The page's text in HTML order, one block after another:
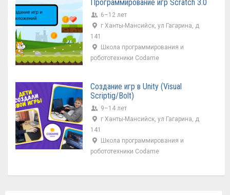
Программирование игр Scratch 3.0
6–12 лет
г Ханты-Мансийск, ул Гагарина, д
141
Школа программирования и
робототехники Codame
Создание игр в Unity (Visual
Scriptig/Bolt)
9–14 лет
г Ханты-Мансийск, ул Гагарина, д
141
Школа программирования и
робототехники Codame